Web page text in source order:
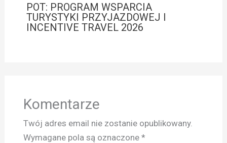
POT: PROGRAM WSPARCIA
TURYSTYKI PRZYJAZDOWEJ I
INCENTIVE TRAVEL 2026
Komentarze
Twój adres email nie zostanie opublikowany.
Wymagane pola są oznaczone *